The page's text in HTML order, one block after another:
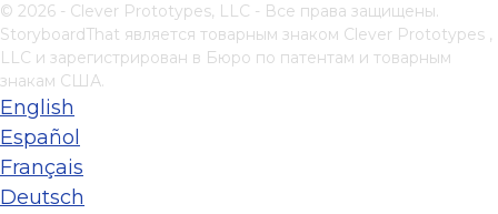
© 2026 - Clever Prototypes, LLC - Все права защищены.
StoryboardThat является товарным знаком Clever Prototypes ,
LLC и зарегистрирован в Бюро по патентам и товарным
знакам США.
English
Español
Français
Deutsch